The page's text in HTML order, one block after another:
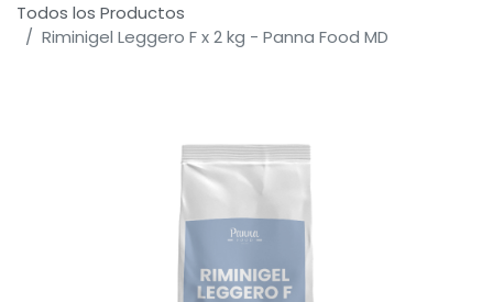
Todos los Productos
Riminigel Leggero F x 2 kg - Panna Food MD